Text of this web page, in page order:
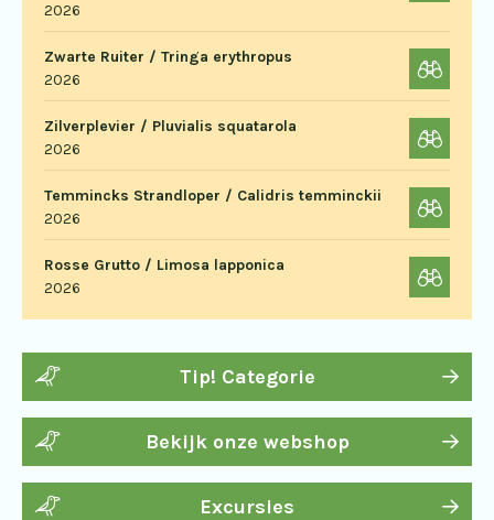
2026
Zwarte Ruiter / Tringa erythropus
2026
Zilverplevier / Pluvialis squatarola
2026
Temmincks Strandloper / Calidris temminckii
2026
Rosse Grutto / Limosa lapponica
2026
Tip! Categorie
Bekijk onze webshop
Excursies